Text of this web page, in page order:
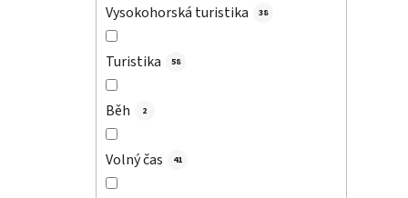
Vysokohorská turistika 38
Turistika 58
Běh 2
Volný čas 41